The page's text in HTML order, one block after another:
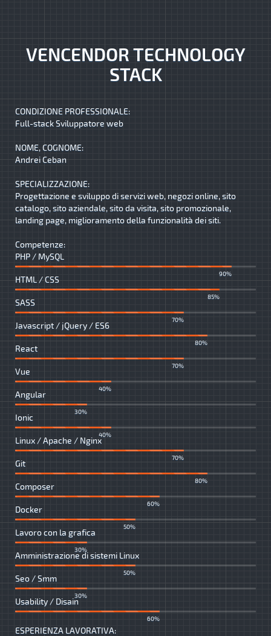
VENCENDOR TECHNOLOGY
STACK
CONDIZIONE PROFESSIONALE:
Full-stack Sviluppatore web
NOME, COGNOME:
Andrei Ceban
SPECIALIZZAZIONE:
Progettazione e sviluppo di servizi web, negozi online, sito
catalogo, sito aziendale, sito da visita, sito promozionale,
landing page, miglioramento della funzionalità dei siti.
Competenze:
PHP / MySQL
90%
HTML / CSS
85%
SASS
70%
Javascript / jQuery / ES6
80%
React
70%
Vue
40%
Angular
30%
Ionic
40%
Linux / Apache / Nginx
70%
Git
80%
Composer
60%
Docker
50%
Lavoro con la grafica
30%
Amministrazione di sistemi Linux
50%
Seo / Smm
30%
Usability / Disain
60%
ESPERIENZA LAVORATIVA: